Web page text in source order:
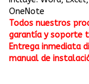
OneNote
Todos nuestros
garantía y soporte
Entrega inmediata
manual de